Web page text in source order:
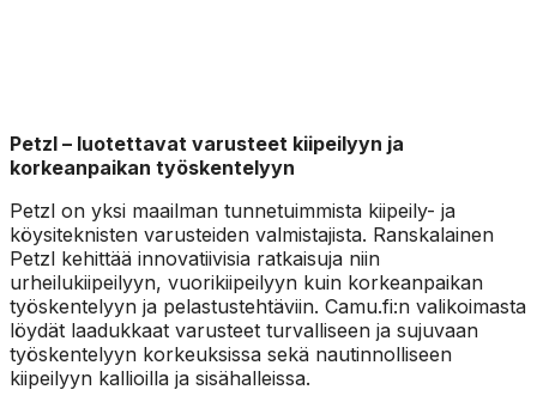
Petzl – luotettavat varusteet kiipeilyyn ja
korkeanpaikan työskentelyyn
Petzl on yksi maailman tunnetuimmista kiipeily- ja
köysiteknisten varusteiden valmistajista. Ranskalainen
Petzl kehittää innovatiivisia ratkaisuja niin
urheilukiipeilyyn, vuorikiipeilyyn kuin korkeanpaikan
työskentelyyn ja pelastustehtäviin. Camu.fi:n valikoimasta
löydät laadukkaat varusteet turvalliseen ja sujuvaan
työskentelyyn korkeuksissa sekä nautinnolliseen
kiipeilyyn kallioilla ja sisähalleissa.